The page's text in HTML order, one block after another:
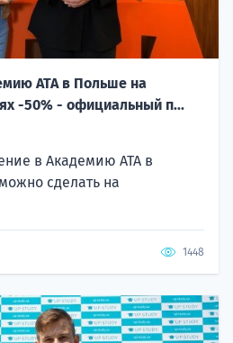
ATA в Польше на
-50% - официальный п...
в Академию ATA в
сделать на
1448